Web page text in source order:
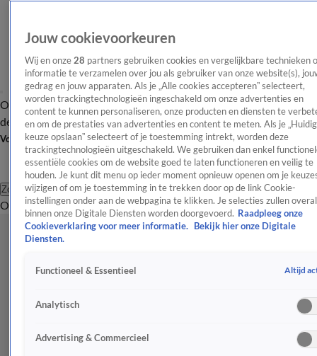
OverzichtAfleveringen Entertainment TV Algemeen
Tip
de redactieNieuwsbrief
Volg Shownieuws
Zoeken
OverzichtEntertainmentSpraakmakendRealityCrimeVideo's
Jouw cookievoorkeuren
Wij en onze 28 partners gebruiken cookies en vergelijkbare technieken
informatie te verzamelen over jou als gebruiker van onze website(s),
gedrag en jouw apparaten. Als je „Alle cookies accepteren” selecteert,
worden trackingtechnologieën ingeschakeld om onze advertenties en
content te kunnen personaliseren, onze producten en diensten te
en om de prestaties van advertenties en content te meten. Als je
keuze opslaan” selecteert of je toestemming intrekt, worden deze
trackingtechnologieën uitgeschakeld. We gebruiken dan enkel
essentiële cookies om de website goed te laten functioneren en veilig te
houden. Je kunt dit menu op ieder moment opnieuw openen om je
wijzigen of om je toestemming in te trekken door op de link Cookie-
instellingen onder aan de webpagina te klikken. Je selecties zullen overal
binnen onze Digitale Diensten worden doorgevoerd. Raadpleeg onze
Cookieverklaring voor meer informatie.
Bekijk hier onze Digitale
Diensten.
Functioneel & Essentieel Altijd
Analytisch
Advertising & Commercieel